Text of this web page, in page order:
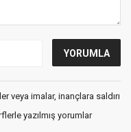
veya imalar, inançlara saldırı
yazılmış yorumlar